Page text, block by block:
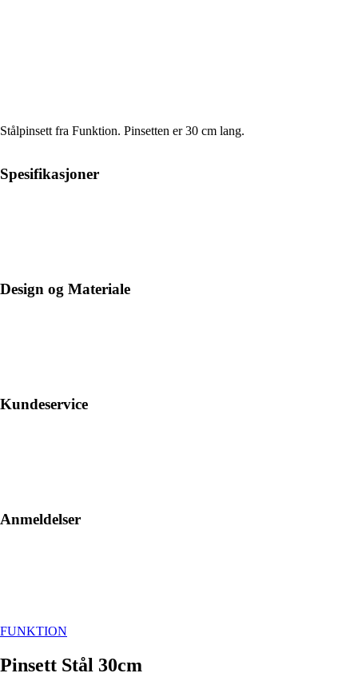
Stålpinsett fra Funktion. Pinsetten er 30 cm lang.
Spesifikasjoner
Design og Materiale
Kundeservice
Anmeldelser
FUNKTION
Pinsett Stål 30cm